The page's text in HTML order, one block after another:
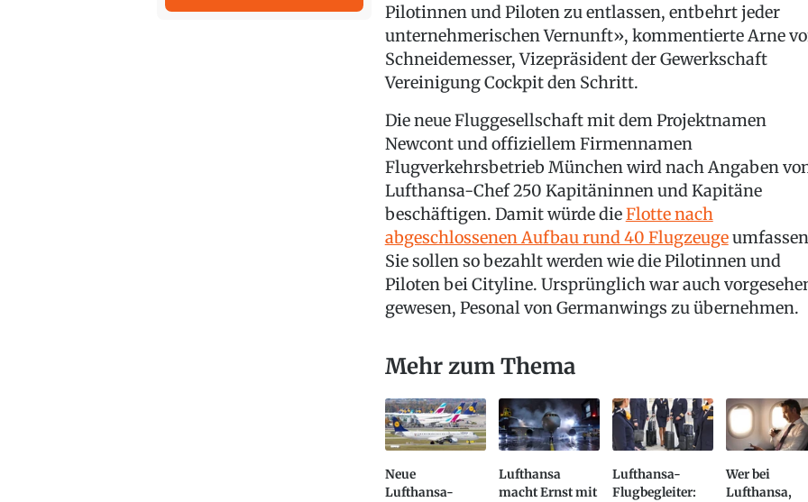
Pilotinnen und Piloten zu entlassen, entbehrt jeder
unternehmerischen Vernunft», kommentierte Arne
Schneidemesser, Vizepräsident der Gewerkschaft
Vereinigung Cockpit den Schritt.
Die neue Fluggesellschaft mit dem Projektnamen
Newcont und offiziellem Firmennamen
Flugverkehrsbetrieb München wird nach Angaben
Lufthansa-Chef 250 Kapitäninnen und Kapitäne
beschäftigen. Damit würde dieFlotte nach
abgeschlossenen Aufbau rund 40 Flugzeuge
Sie sollen so bezahlt werden wie die Pilotinnen und
Piloten bei Cityline. Ursprünglich war auch
gewesen, Pesonal von Germanwings zu übernehmen.
Mehr zum Thema
Neue
Lufthansa-
Lufthansa
macht Ernst mit
Lufthansa-
Flugbegleiter:
Wer bei
Lufthansa,